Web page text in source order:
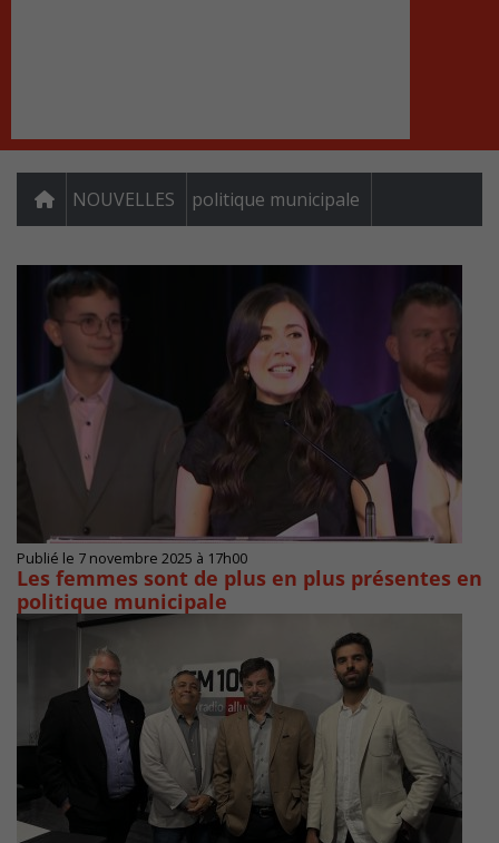
NOUVELLES politique municipale
Publié le 7 novembre 2025 à 17h00
Les femmes sont de plus en plus présentes en
politique municipale